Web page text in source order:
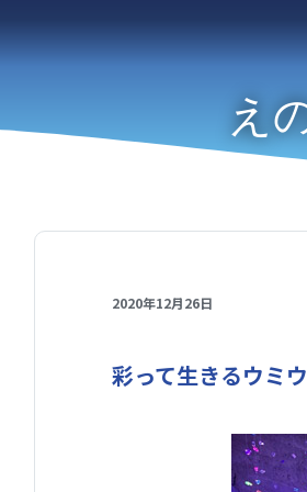
え
2020年12月26日
彩って生きるウミ